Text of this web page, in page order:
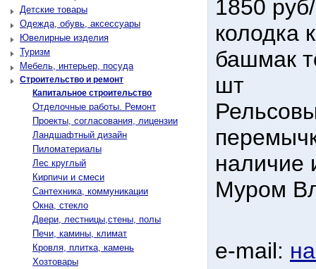
Детские товары
Одежда, обувь, аксессуары
Ювелирные изделия
Туризм
Мебель, интерьер, посуда
Строительство и ремонт
Капитальное строительство
Отделочные работы. Ремонт
Проекты, согласования, лицензии
Ландшафтный дизайн
Пиломатериалы
Лес круглый
Кирпичи и смеси
Сантехника, коммуникации
Окна, стекло
Двери, лестницы,стены, полы
Печи, камины, климат
Кровля, плитка, камень
Хозтовары
1850
колодка
башмак
шт
наличие
Муром
e-mail: